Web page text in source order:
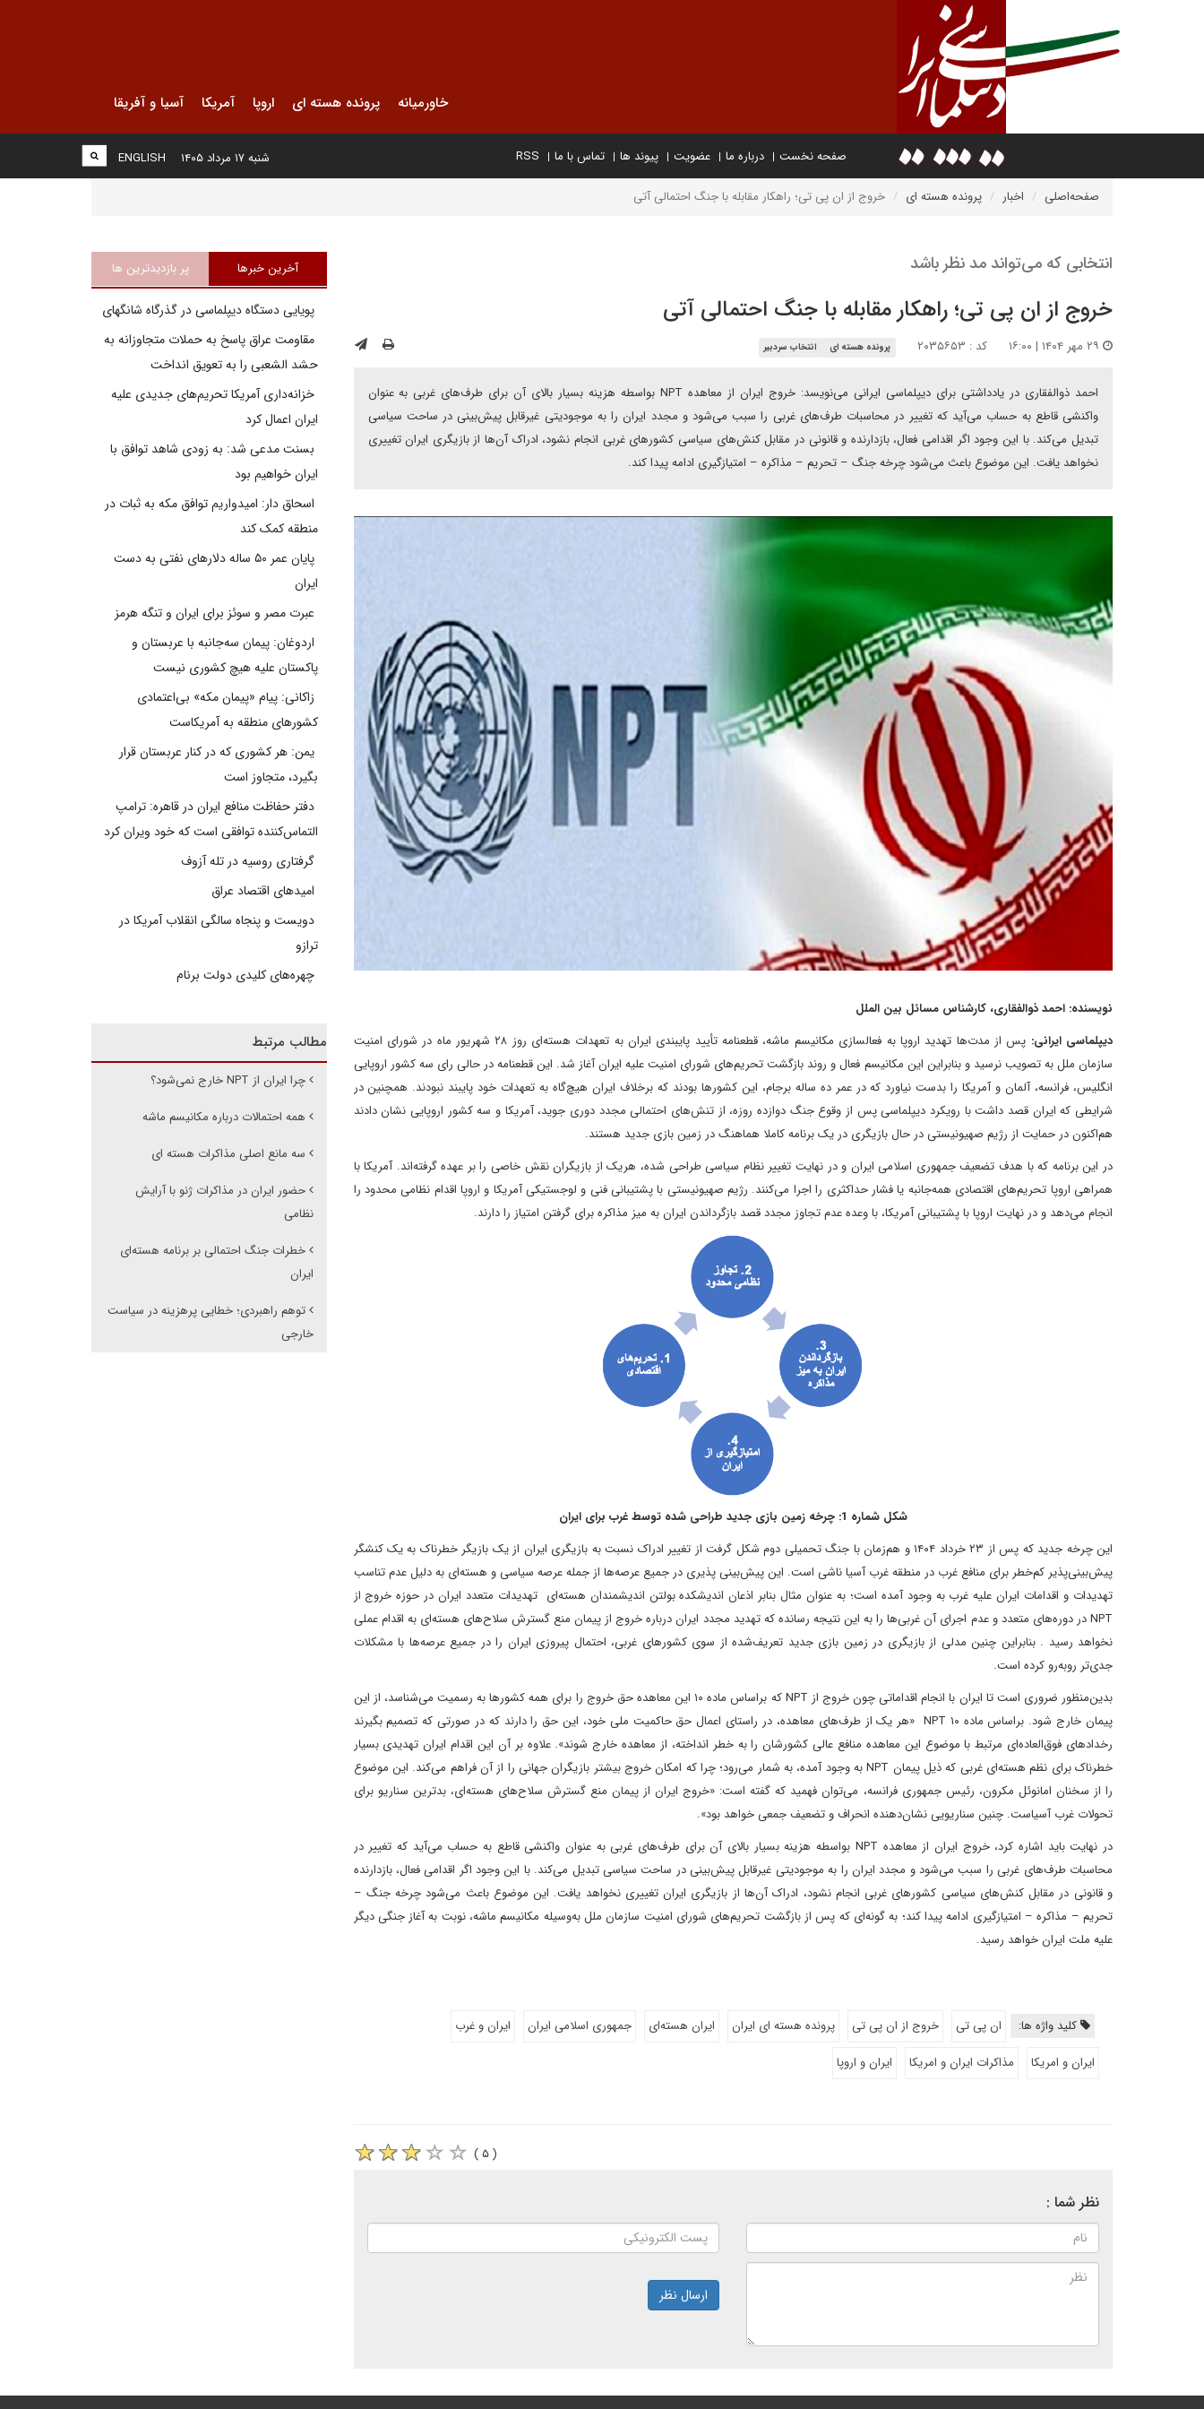
خاورمیانه پرونده هسته ای اروپا آمریکا آسیا و آفریقا
صفحه نخست درباره ما عضویت پیوند ها تماس با ما RSS
ENGLISH شنبه ۱۷ مرداد ۱۴۰۵
صفحه‌اصلی اخبار پرونده هسته ای خروج از ان پی تی؛ راهکار مقابله با جنگ احتمالی آتی
انتخابی که می‌تواند مد نظر باشد
خروج از ان پی تی؛ راهکار مقابله با جنگ احتمالی آتی
کد : ۲۰۳۵۶۵۳ پرونده هسته ای انتخاب سردبیر
احمد ذوالفقاری در یادداشتی برای دیپلماسی ایرانی می‌نویسد: خروج ایران از معاهده NPT بواسطه هزینه بسیار بالای آن برای طرف‌‌‌های غربی به عنوان
واکنشی قاطع به حساب می‌‌‌آید که تغییر در محاسبات طرف‌‌های غربی را سبب می‌‌شود و مجدد ایران را به موجودیتی غیرقابل پیش‌‌‌بینی در ساحت سیاسی
تبدیل می‌‌کند. با این وجود اگر اقدامی فعال، بازدارنده و قانونی در مقابل کنش‌های سیاسی کشورهای غربی انجام نشود، ادراک آن‌ها از بازیگری ایران تغییری
نخواهد یافت. این موضوع باعث می‌شود چرخه جنگ – تحریم – مذاکره – امتیازگیری ادامه پیدا کند.
نویسنده: احمد ذوالفقاری، کارشناس مسائل بین الملل
دیپلماسی ایرانی:
پس از مدت‌‌‌ها تهدید اروپا به فعالسازی مکانیسم ماشه، قطعنامه تأیید پایبندی ایران به تعهدات هسته‌ای روز ۲۸ شهریور ماه در شورای امنیت
سازمان ملل به تصویب نرسید و بنابراین این مکانیسم فعال و روند بازگشت تحریم‌‌‌های شورای امنیت علیه ایران آغاز شد. این قطعنامه‌‌ در حالی رای سه کشور اروپایی
انگلیس، فرانسه، آلمان و آمریکا را بدست نیاورد که در عمر ده ساله برجام، این کشورها بودند که برخلاف ایران هیچ‌‌گاه به تعهدات خود پایبند نبودند. همچنین در
شرایطی که ایران قصد داشت با رویکرد دیپلماسی پس از وقوع جنگ دوازده روزه، از تنش‌‌های احتمالی مجدد دوری جوید، آمریکا و سه کشور اروپایی نشان دادند
هم‌‌اکنون در حمایت از رژیم صهیونیستی در حال بازیگری در یک برنامه کاملا هماهنگ در زمین بازی جدید هستند.
در این برنامه که با هدف تضعیف جمهوری اسلامی ایران و در نهایت تغییر نظام سیاسی طراحی شده، هریک از بازیگران نقش خاصی را بر عهده گرفته‌‌‌اند. آمریکا با
همراهی اروپا تحریم‌‌های اقتصادی همه‌جانبه یا فشار حداکثری را اجرا می‌‌کنند. رژیم صهیونیستی با پشتیبانی فنی و لوجستیکی آمریکا و اروپا اقدام نظامی محدود را
انجام می‌‌‌دهد و در نهایت اروپا با پشتیبانی آمریکا، با وعده عدم تجاوز مجدد قصد بازگرداندن ایران به میز مذاکره برای گرفتن امتیاز را دارند.
شکل شماره 1: چرخه زمین بازی جدید طراحی شده توسط غرب برای ایران
این چرخه جدید که پس از ۲۳ خرداد ۱۴۰۴ و هم‌زمان با جنگ تحمیلی دوم شکل گرفت از تغییر ادراک نسبت به بازیگری ایران از یک بازیگر خطرناک به یک کنشگر
پیش‌‌‌بینی‌‌‌‌پذیر کم‌‌خطر برای منافع غرب در منطقه غرب آسیا ناشی است. این پیش‌‌‌بینی پذیری در جمیع عرصه‌‌ها از جمله عرصه سیاسی و هسته‌‌ای به دلیل عدم تناسب
تهدیدات و اقدامات ایران علیه غرب به وجود آمده است؛ به عنوان مثال بنابر اذعان اندیشکده بولتن اندیشمندان هسته‌‌ای تهدیدات متعدد ایران در حوزه خروج از
NPT در دوره‌‌‌‌های متعدد و عدم اجرای آن غربی‌‌‌‌ها را به این نتیجه‌ رسانده که تهدید مجدد ایران درباره خروج از پیمان منع گسترش سلاح‌‌های هسته‌‌‌ای به اقدام عملی
نخواهد رسید . بنابراین چنین مدلی از بازیگری در زمین بازی جدید تعریف‌‌شده از سوی کشورهای غربی، احتمال پیروزی ایران را در جمیع عرصه‌‌‌ها با مشکلات
جدی‌تر روبه‌رو کرده است.
بدین‌منظور ضروری است تا ایران با انجام اقداماتی چون خروج از NPT که براساس ماده ۱۰ این معاهده حق خروج را برای همه کشورها به رسمیت می‌شناسد، از این
پیمان خارج شود. براساس ماده ۱۰ NPT «هر یک از طرف‌های معاهده، در راستای اعمال حق حاکمیت ملی خود، این حق را دارند که در صورتی که تصمیم بگیرند
رخدادهای فوق‌العاده‌ای مرتبط با موضوع این معاهده منافع عالی کشورشان را به خطر انداخته، از معاهده خارج شوند». علاوه بر آن این اقدام ایران تهدیدی بسیار
خطرناک برای نظم هسته‌‌‌ای غربی که ذیل پیمان NPT به وجود آمده، به شمار می‌‌رود؛ چرا که امکان خروج بیشتر بازیگران جهانی را از آن فراهم می‌‌کند. این موضوع
را از سخنان امانوئل مکرون، رئیس جمهوری فرانسه، می‌توان فهمید که گفته است: «خروج ایران از پیمان منع گسترش سلاح‌‌های هسته‌‌‌ای، بدترین سناریو برای
تحولات غرب آسیاست. چنین سناریویی نشان‌‌دهنده انحراف و تضعیف جمعی خواهد بود».
در نهایت باید اشاره کرد، خروج ایران از معاهده NPT بواسطه هزینه بسیار بالای آن برای طرف‌‌‌های غربی به عنوان واکنشی قاطع به حساب می‌‌‌آید که تغییر در
محاسبات طرف‌‌های غربی را سبب می‌‌شود و مجدد ایران را به موجودیتی غیرقابل پیش‌‌‌بینی در ساحت سیاسی تبدیل می‌‌کند. با این وجود اگر اقدامی فعال، بازدارنده
و قانونی در مقابل کنش‌های سیاسی کشورهای غربی انجام نشود، ادراک آن‌ها از بازیگری ایران تغییری نخواهد یافت. این موضوع باعث می‌شود چرخه جنگ –
تحریم – مذاکره – امتیازگیری ادامه پیدا کند؛ به گونه‌‌‌ای که پس از بازگشت تحریم‌‌های شورای امنیت سازمان ملل به‌وسیله مکانیسم ماشه، نوبت به آغاز جنگی دیگر
علیه ملت ایران خواهد رسید.
کلید واژه ها: ان پی تی خروج از ان پی تی پرونده هسته ای ایران ایران هسته‌ای جمهوری اسلامی ایران
ایران و غرب
ایران و امریکا
مذاکرات ایران و امریکا ایران و اروپا
( ۵ )
نظر شما :
ارسال نظر
آخرین خبرها پر بازدیدترین ها
پویایی دستگاه دیپلماسی در گذرگاه شانگهای
مقاومت عراق پاسخ به حملات متجاوزانه به
حشد الشعبی را به تعویق انداخت
خزانه‌داری آمریکا تحریم‌های جدیدی علیه
ایران اعمال کرد
بسنت مدعی شد: به زودی شاهد توافق با
ایران خواهیم بود
اسحاق دار: امیدواریم توافق مکه به ثبات در
منطقه کمک کند
پایان عمر ۵۰ ساله دلارهای نفتی به دست
ایران
عبرت مصر و سوئز برای ایران و تنگه هرمز
اردوغان: پیمان سه‌جانبه با عربستان و
پاکستان علیه هیچ کشوری نیست
زاکانی: پیام «پیمان مکه» بی‌اعتمادی
کشورهای منطقه به آمریکاست
یمن: هر کشوری که در کنار عربستان قرار
بگیرد، متجاوز است
دفتر حفاظت منافع ایران در قاهره: ترامپ
التماس‌کننده توافقی است که خود ویران کرد
گرفتاری روسیه در تله آزوف
امیدهای اقتصاد عراق
دویست و پنجاه سالگی انقلاب آمریکا در
ترازو
چهره‌های کلیدی دولت برنام
مطالب مرتبط
چرا ایران از NPT خارج نمی‌شود؟
همه احتمالات درباره مکانیسم ماشه
سه مانع اصلی مذاکرات هسته ای
حضور ایران در مذاکرات ژنو با آرایش
نظامی
خطرات جنگ احتمالی بر برنامه هسته‌ای
ایران
توهم راهبردی؛ خطایی پرهزینه در سیاست
خارجی